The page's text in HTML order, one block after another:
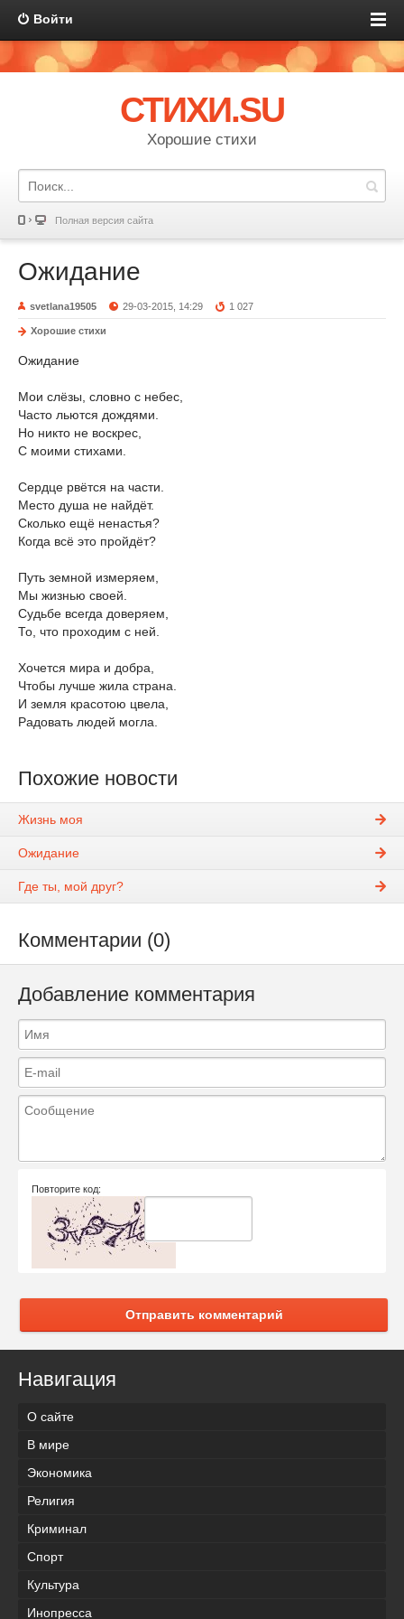
Войти
СТИХИ.SU
Хорошие стихи
Полная версия сайта
Ожидание
svetlana19505 29-03-2015, 14:29 1 027
Хорошие стихи
Ожидание
Мои слёзы, словно с небес,
Часто льются дождями.
Но никто не воскрес,
С моими стихами.
Сердце рвётся на части.
Место душа не найдёт.
Сколько ещё ненастья?
Когда всё это пройдёт?
Путь земной измеряем,
Мы жизнью своей.
Судьбе всегда доверяем,
То, что проходим с ней.
Хочется мира и добра,
Чтобы лучше жила страна.
И земля красотою цвела,
Радовать людей могла.
Похожие новости
Жизнь моя
Ожидание
Где ты, мой друг?
Комментарии (0)
Добавление комментария
Повторите код:
Отправить комментарий
Навигация
О сайте
В мире
Экономика
Религия
Криминал
Спорт
Культура
Инопресса